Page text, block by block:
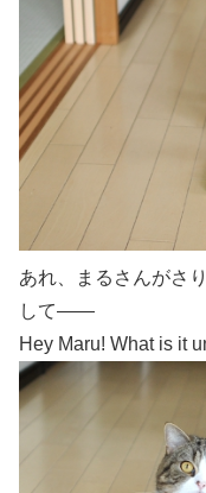
あれ、まるさんがさ
して――
Hey Maru! What is it